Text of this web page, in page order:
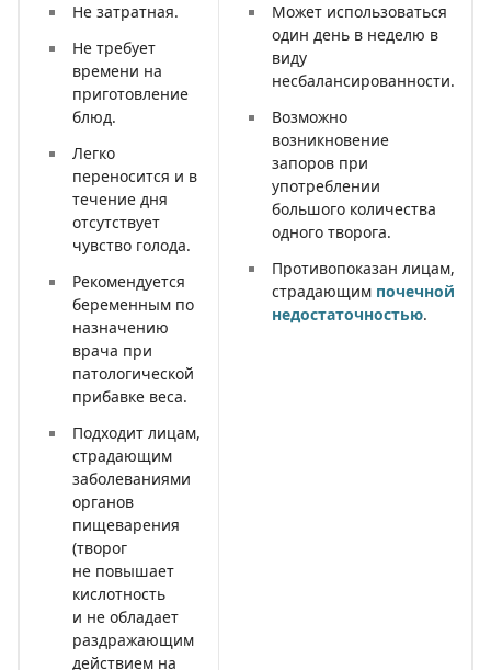
Не затратная.
Не требует
времени на
приготовление
блюд.
Легко
переносится и в
течение дня
отсутствует
чувство голода.
Рекомендуется
беременным по
назначению
врача при
патологической
прибавке веса.
Подходит лицам,
страдающим
заболеваниями
органов
пищеварения
(творог
не повышает
кислотность
и не обладает
раздражающим
действием на
Может использоваться
один день в неделю в
виду
несбалансированности.
Возможно
возникновение
запоров при
употреблении
большого количества
одного творога.
Противопоказан лицам,
страдающим почечной
недостаточностью.